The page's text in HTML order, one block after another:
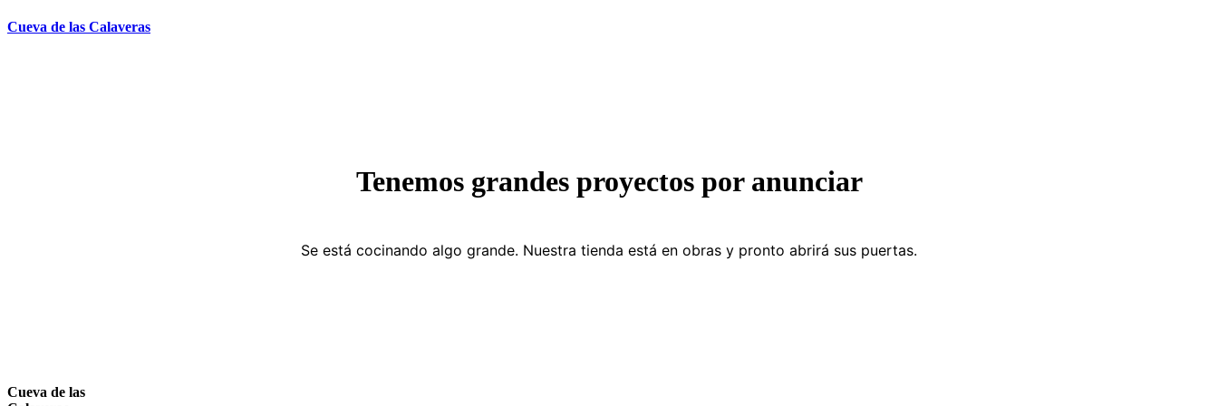
Ir
Cueva de las Calaveras
Tenemos grandes proyectos por anunciar
Se está cocinando algo grande. Nuestra tienda está en obras y pronto abrirá sus puertas.
Cueva de las